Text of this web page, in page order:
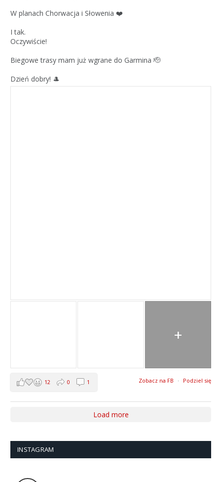
W planach Chorwacja i Słowenia ❤️
I tak.
Oczywiście!
Biegowe trasy mam już wgrane do Garmina 🫡
Dzień dobry! 🎩
+
Zobacz na FB · Podziel się
12 0 1
Load more
INSTAGRAM